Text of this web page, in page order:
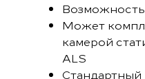
Может
камерой
ALS